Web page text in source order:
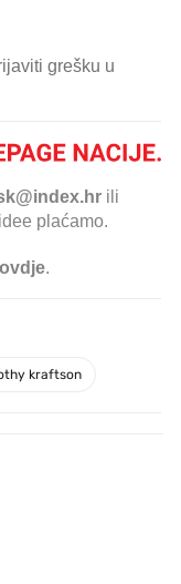
grešku u
ili
plaćamo.
ovdje.
kraftson